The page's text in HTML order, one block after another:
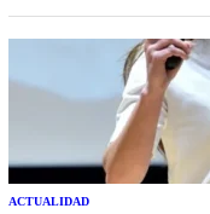
ACTUALIDAD